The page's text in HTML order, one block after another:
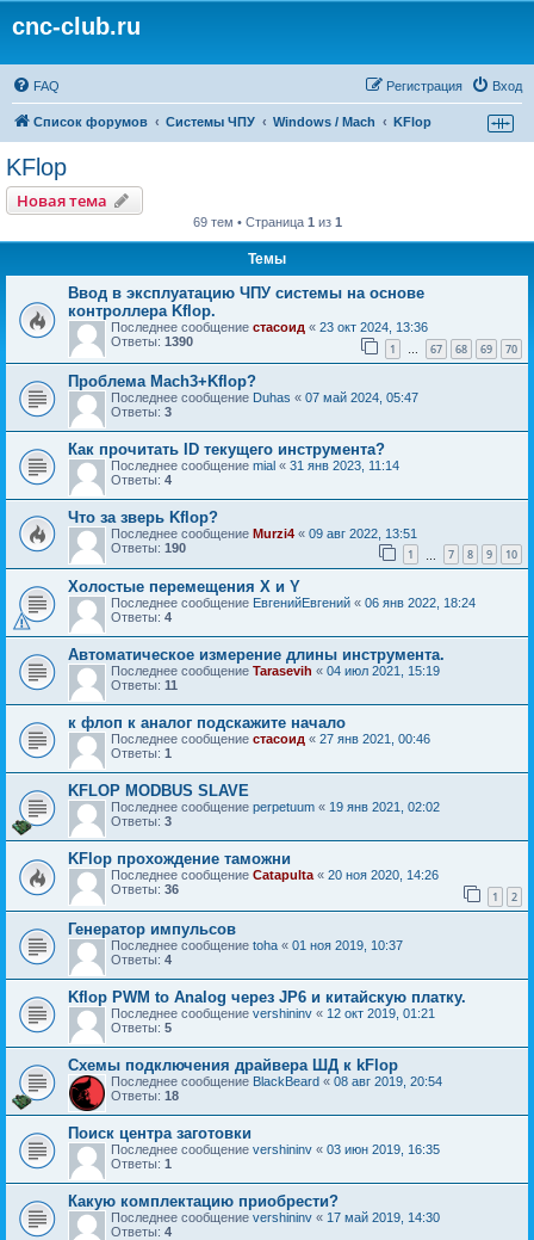
cnc-club.ru
FAQ Вход
Регистрация
Список форумов Системы ЧПУ Windows / Mach KFlop
KFlop
Новая тема
69 тем • Страница 1 из 1
Темы
Ввод в эксплуатацию ЧПУ системы на основе
контроллера Kflop.
Последнее сообщение стасоид « 23 окт 2024, 13:36
Ответы: 1390 1 … 67 68 69 70
Проблема Mach3+Kflop?
Последнее сообщение Duhas « 07 май 2024, 05:47
Ответы: 3
Как прочитать ID текущего инструмента?
Последнее сообщение mial « 31 янв 2023, 11:14
Ответы: 4
Что за зверь Kflop?
Последнее сообщение Murzi4 « 09 авг 2022, 13:51
Ответы: 190 1 7 8 9 10
Холостые перемещения X и Y
Последнее сообщение ЕвгенийЕвгений « 06 янв 2022, 18:24
Ответы: 4
Автоматическое измерение длины инструмента.
Последнее сообщение Tarasevih « 04 июл 2021, 15:19
Ответы: 11
к флоп к аналог подскажите начало
Последнее сообщение стасоид « 27 янв 2021, 00:46
Ответы: 1
KFLOP MODBUS SLAVE
Последнее сообщение perpetuum « 19 янв 2021, 02:02
Ответы: 3
KFlop прохождение таможни
Последнее сообщение Catapulta « 20 ноя 2020, 14:26
Ответы: 36 1 2
Генератор импульсов
Последнее сообщение toha « 01 ноя 2019, 10:37
Ответы: 4
Kflop PWM to Analog через JP6 и китайскую платку.
Последнее сообщение vershininv « 12 окт 2019, 01:21
Ответы: 5
Схемы подключения драйвера ШД к kFlop
Последнее сообщение BlackBeard « 08 авг 2019, 20:54
Ответы: 18
Поиск центра заготовки
Последнее сообщение vershininv « 03 июн 2019, 16:35
Ответы: 1
Какую комплектацию приобрести?
Последнее сообщение vershininv « 17 май 2019, 14:30
Ответы: 4